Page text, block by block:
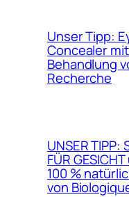
Unser Tipp:
Concealer
Behandlung
Recherche
UNSER TIPP:
FÜR
100 %
von